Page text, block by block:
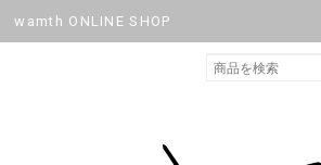
wamth ONLINE SHOP